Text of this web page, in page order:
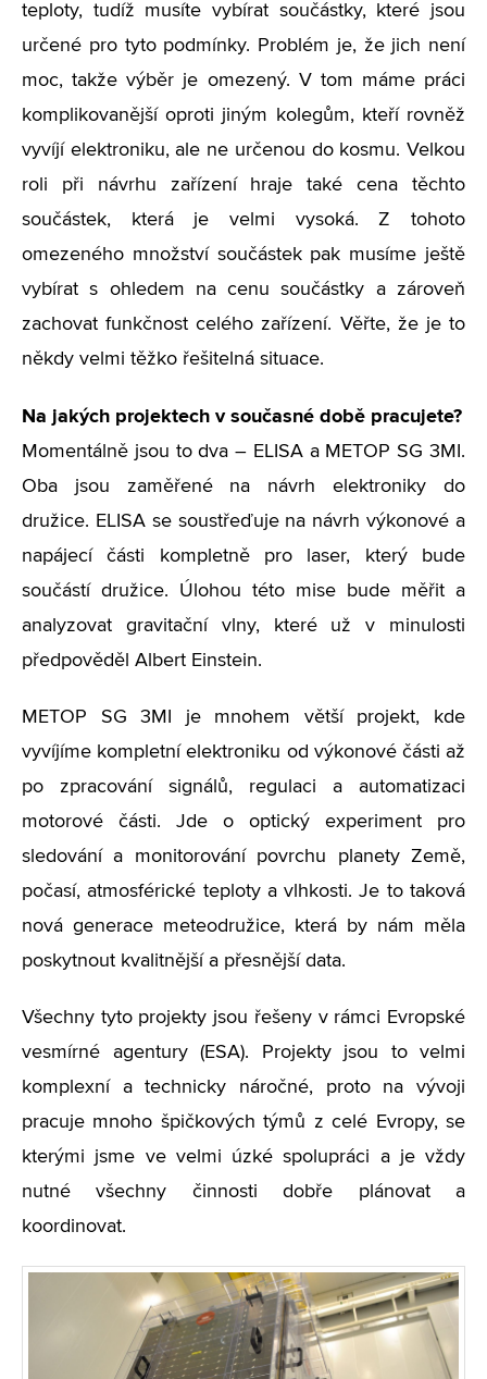
teploty, tudíž musíte vybírat součástky, které jsou
určené pro tyto podmínky. Problém je, že jich není
moc, takže výběr je omezený. V tom máme práci
komplikovanější oproti jiným kolegům, kteří rovněž
vyvíjí elektroniku, ale ne určenou do kosmu. Velkou
roli při návrhu zařízení hraje také cena těchto
součástek, která je velmi vysoká. Z tohoto
omezeného množství součástek pak musíme ještě
vybírat s ohledem na cenu součástky a zároveň
zachovat funkčnost celého zařízení. Věřte, že je to
někdy velmi těžko řešitelná situace.
Na jakých projektech v současné době pracujete?
Momentálně jsou to dva – ELISA a METOP SG 3MI.
Oba jsou zaměřené na návrh elektroniky do
družice. ELISA se soustřeďuje na návrh výkonové a
napájecí části kompletně pro laser, který bude
součástí družice. Úlohou této mise bude měřit a
analyzovat gravitační vlny, které už v minulosti
předpověděl Albert Einstein.
METOP SG 3MI je mnohem větší projekt, kde
vyvíjíme kompletní elektroniku od výkonové části až
po zpracování signálů, regulaci a automatizaci
motorové části. Jde o optický experiment pro
sledování a monitorování povrchu planety Země,
počasí, atmosférické teploty a vlhkosti. Je to taková
nová generace meteodružice, která by nám měla
poskytnout kvalitnější a přesnější data.
Všechny tyto projekty jsou řešeny v rámci Evropské
vesmírné agentury (ESA). Projekty jsou to velmi
komplexní a technicky náročné, proto na vývoji
pracuje mnoho špičkových týmů z celé Evropy, se
kterými jsme ve velmi úzké spolupráci a je vždy
nutné všechny činnosti dobře plánovat a
koordinovat.